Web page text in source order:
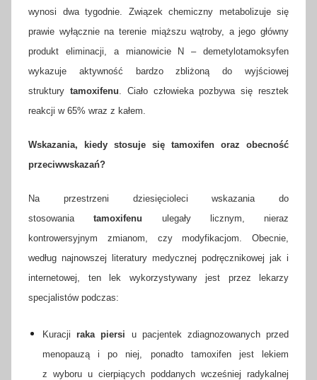
wynosi dwa tygodnie. Związek chemiczny metabolizuje się
prawie wyłącznie na terenie miąższu wątroby, a jego główny
produkt eliminacji, a mianowicie N – demetylotamoksyfen
wykazuje aktywność bardzo zbliżoną do wyjściowej
struktury tamoxifenu . Ciało człowieka pozbywa się resztek
reakcji w 65% wraz z kałem.
Wskazania, kiedy stosuje się tamoxifen oraz obecność
przeciwwskazań?
Na przestrzeni dziesięcioleci wskazania do
stosowaniatamoxifenu ulegały licznym, nieraz
kontrowersyjnym zmianom, czy modyfikacjom. Obecnie,
według najnowszej literatury medycznej podręcznikowej jak i
internetowej, ten lek wykorzystywany jest przez lekarzy
specjalistów podczas:
Kuracjiraka piersi u pacjentek zdiagnozowanych przed
menopauzą i po niej, ponadto tamoxifen jest lekiem
z wyboru u cierpiących poddanych wcześniej radykalnej